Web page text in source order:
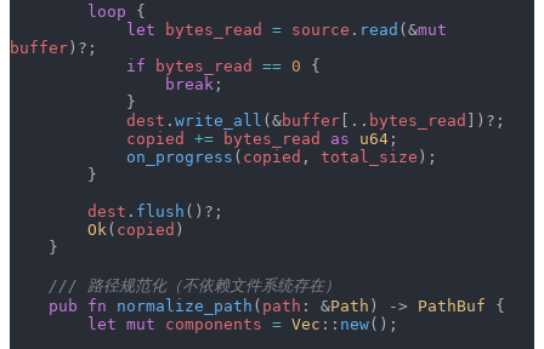
        loop
{
            let
bytes_read = source . read (&mut
buffer)?;
            if
bytes_read == 0 {
                break
;
            }
            dest
. write_all (&buffer [.. bytes_read ])?;
            copied
+= bytes_read as u64 ;
            on_progress
( copied , total_size );
        }
        dest
. flush ()?;
        Ok
( copied )
    }
    /// 路径规范化（不依赖文件系统存在）
    pub
fn normalize_path ( path : &Path ) -> PathBuf {
        let
mut components = Vec :: new();